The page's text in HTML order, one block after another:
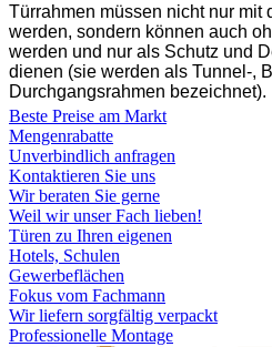
Türrahmen müssen nicht nur mit
werden, sondern können auch
werden und nur als Schutz und
dienen (sie werden als Tunnel-,
Durchgangsrahmen bezeichnet).
Beste Preise am Markt
Mengenrabatte
Unverbindlich anfragen
Kontaktieren Sie uns
Wir beraten Sie gerne
Weil wir unser Fach lieben!
Türen zu Ihren eigenen
Hotels, Schulen
Gewerbeflächen
Fokus vom Fachmann
Wir liefern sorgfältig verpackt
Professionelle Montage